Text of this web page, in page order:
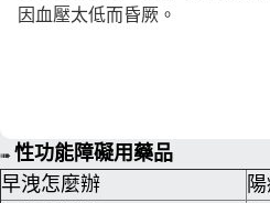
因血壓太低而昏厥。
➠ 性功能障礙用藥品
早洩怎麼辦